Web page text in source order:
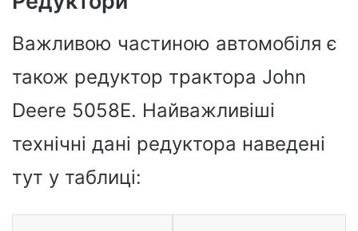
Важливою частиною автомобіля є
також редуктор трактора John
Deere 5058E. Найважливіші
технічні дані редуктора наведені
тут у таблиці: